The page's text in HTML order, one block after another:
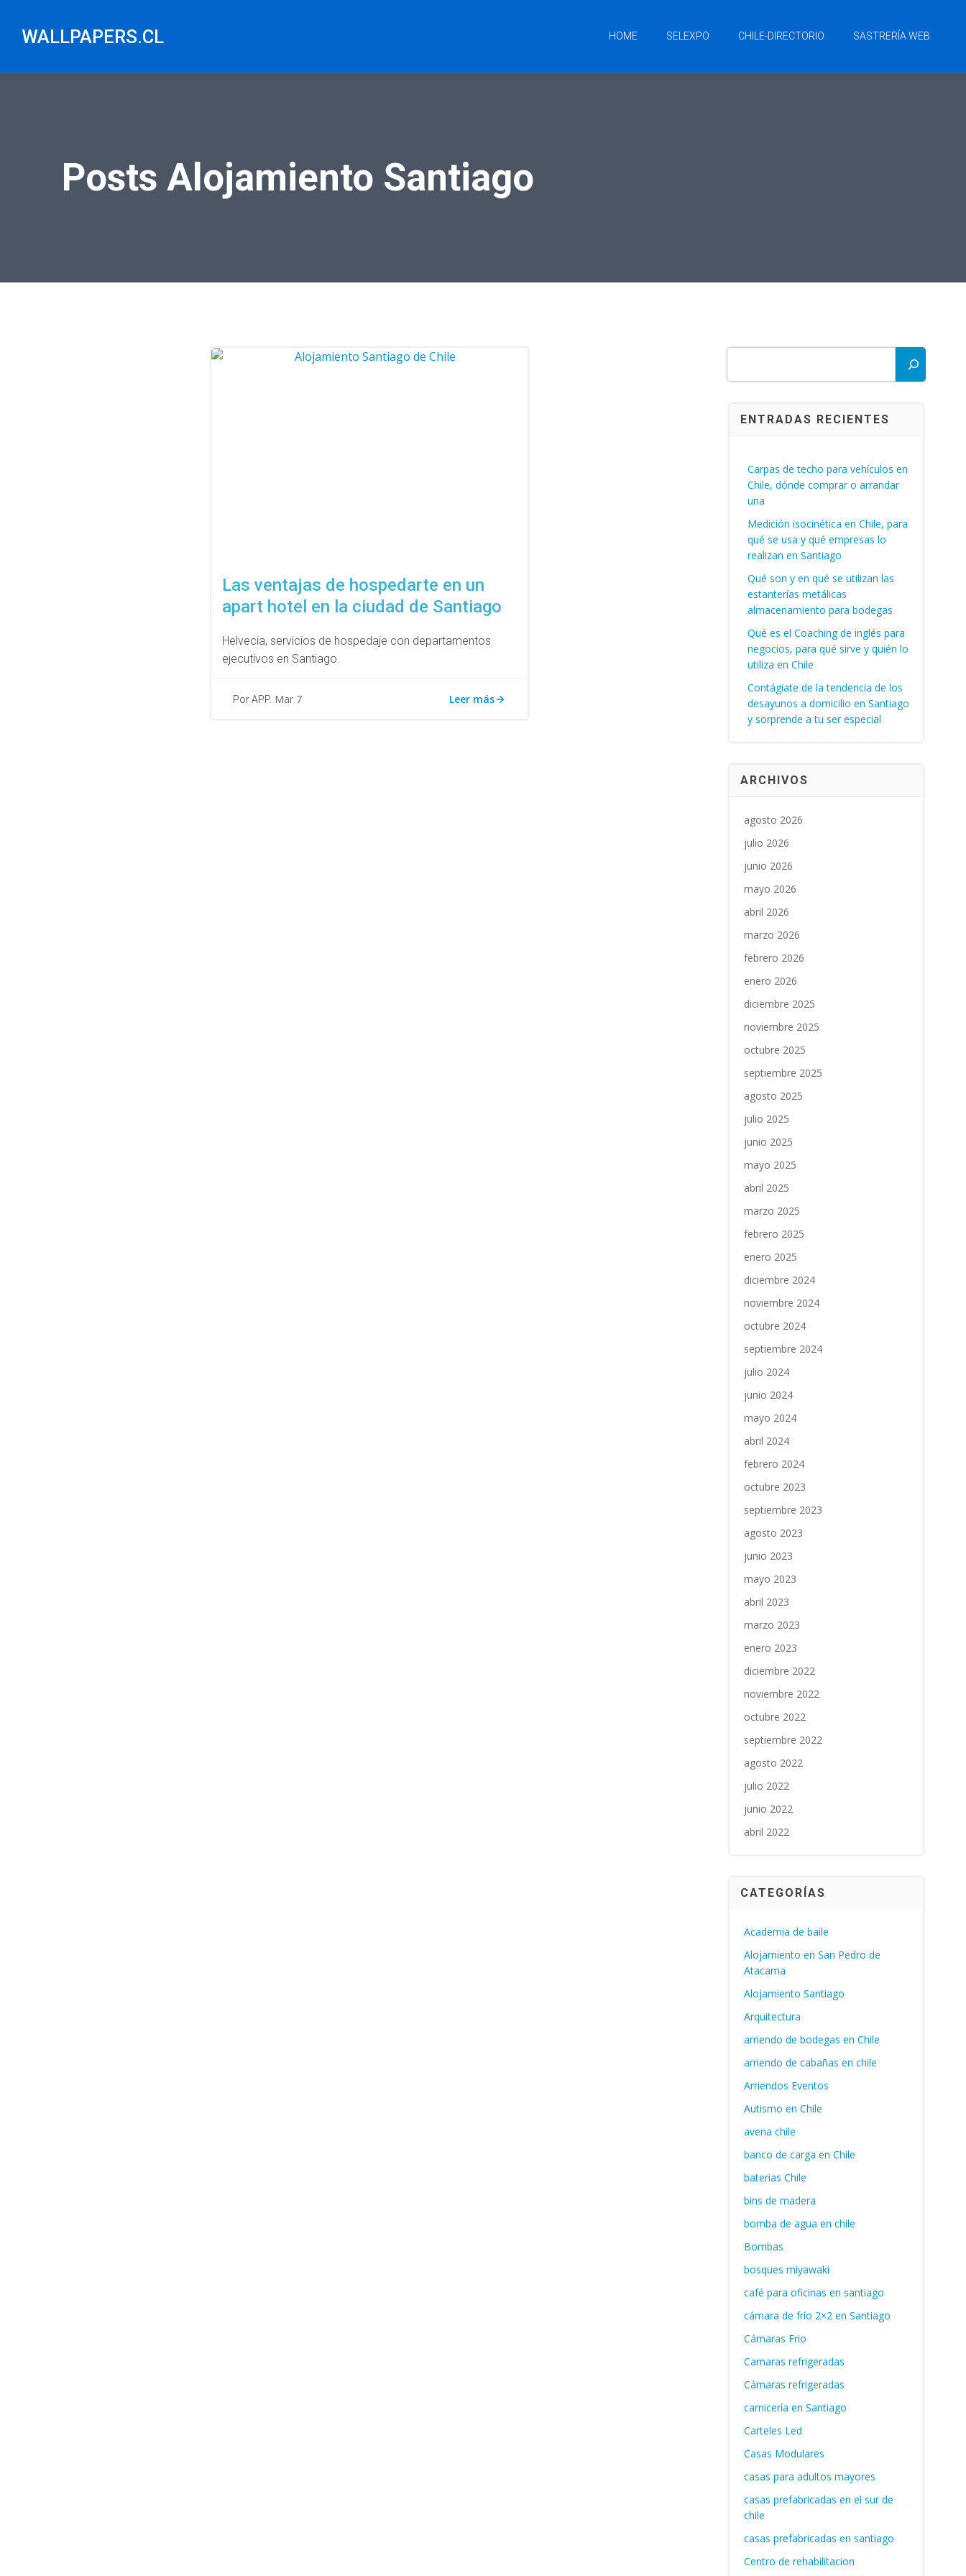
contenido
WALLPAPERS.CL HOME SELEXPO CHILE-DIRECTORIO SASTRERÍA WEB
Posts Alojamiento Santiago
Las ventajas de hospedarte en un
apart hotel en la ciudad de Santiago
Helvecia, servicios de hospedaje con departamentos
ejecutivos en Santiago.
Por APP. Mar 7 Leer más
ENTRADAS RECIENTES
Carpas de techo para vehículos en
Chile, dónde comprar o arrandar
una
Medición isocinética en Chile, para
qué se usa y qué empresas lo
realizan en Santiago
Qué son y en qué se utilizan las
estanterías metálicas
almacenamiento para bodegas
Qué es el Coaching de inglés para
negocios, para qué sirve y quién lo
utiliza en Chile
Contágiate de la tendencia de los
desayunos a domicilio en Santiago
y sorprende a tu ser especial
ARCHIVOS
agosto 2026
julio 2026
junio 2026
mayo 2026
abril 2026
marzo 2026
febrero 2026
enero 2026
diciembre 2025
noviembre 2025
octubre 2025
septiembre 2025
agosto 2025
julio 2025
junio 2025
mayo 2025
abril 2025
marzo 2025
febrero 2025
enero 2025
diciembre 2024
noviembre 2024
octubre 2024
septiembre 2024
julio 2024
junio 2024
mayo 2024
abril 2024
febrero 2024
octubre 2023
septiembre 2023
agosto 2023
junio 2023
mayo 2023
abril 2023
marzo 2023
enero 2023
diciembre 2022
noviembre 2022
octubre 2022
septiembre 2022
agosto 2022
julio 2022
junio 2022
abril 2022
CATEGORÍAS
Academia de baile
Alojamiento en San Pedro de
Atacama
Alojamiento Santiago
Arquitectura
arriendo de bodegas en Chile
arriendo de cabañas en chile
Arriendos Eventos
Autismo en Chile
avena chile
banco de carga en Chile
baterias Chile
bins de madera
bomba de agua en chile
Bombas
bosques miyawaki
café para oficinas en santiago
cámara de frío 2×2 en Santiago
Cámaras Frio
Camaras refrigeradas
Cámaras refrigeradas
carnicería en Santiago
Carteles Led
Casas Modulares
casas para adultos mayores
casas prefabricadas en el sur de
chile
casas prefabricadas en santiago
Centro de rehabilitacion